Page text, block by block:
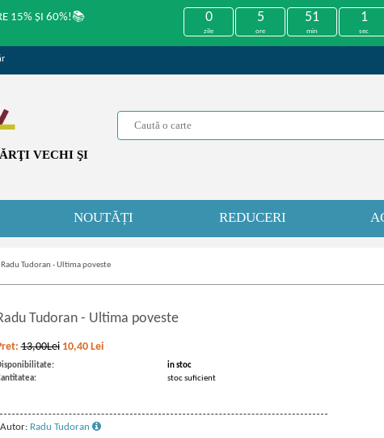
15% ȘI 60%!📚 0
zile
5
ore
51
min
1
sec
VECHI ŞI
NOUTĂȚI REDUCERI
Radu Tudoran - Ultima poveste
Tudoran - Ultima poveste
13,00Lei 10,40 Lei
in stoc
stoc suficient
Autor: Radu Tudoran